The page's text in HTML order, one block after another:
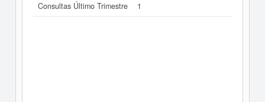
Consultas Último Trimestre
1